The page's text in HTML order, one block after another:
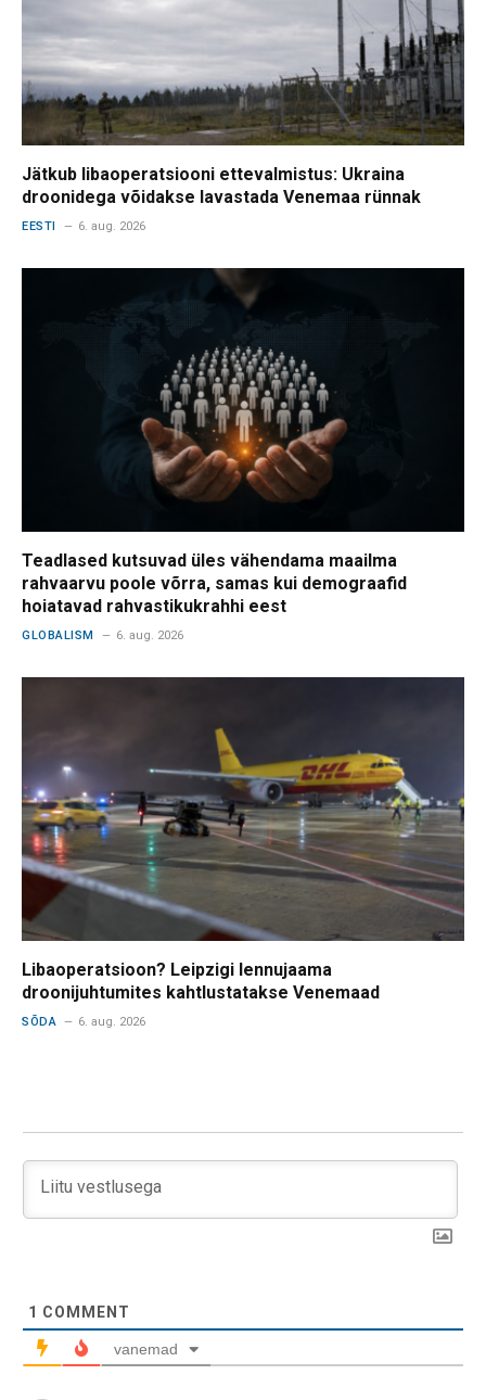
Jätkub libaoperatsiooni ettevalmistus: Ukraina
droonidega võidakse lavastada Venemaa rünnak
EESTI 6. aug. 2026
Teadlased kutsuvad üles vähendama maailma
rahvaarvu poole võrra, samas kui demograafid
hoiatavad rahvastikukrahhi eest
GLOBALISM 6. aug. 2026
Libaoperatsioon? Leipzigi lennujaama
droonijuhtumites kahtlustatakse Venemaad
SÕDA 6. aug. 2026
1 COMMENT
vanemad